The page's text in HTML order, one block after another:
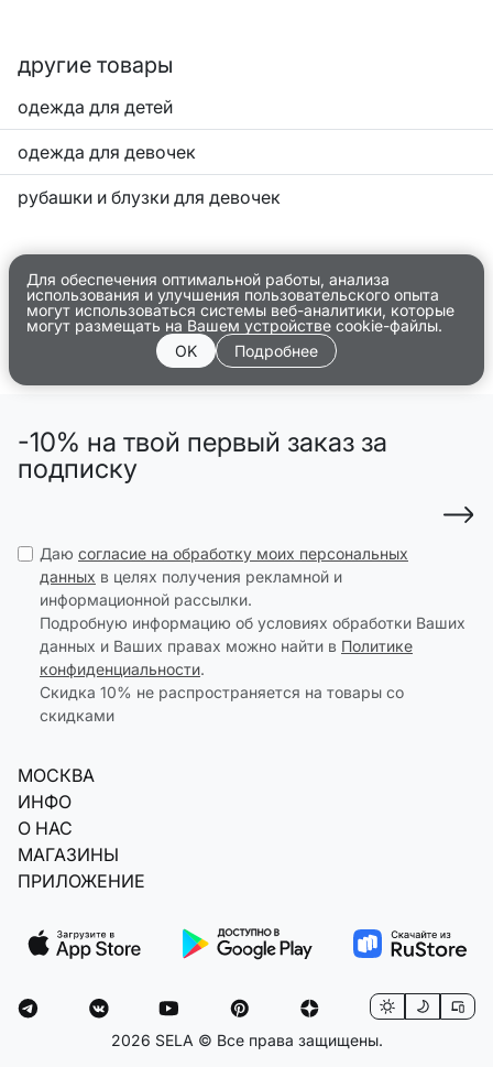
другие товары
одежда для детей
одежда для девочек
рубашки и блузки для девочек
Для обеспечения оптимальной работы, анализа
использования и улучшения пользовательского опыта
могут использоваться системы веб-аналитики, которые
могут размещать на Вашем устройстве cookie-файлы.
OK
Подробнее
-10% на твой первый заказ за
подписку
Даю согласие на обработку моих персональных
данных в целях получения рекламной и
информационной рассылки.
Подробную информацию об условиях обработки Ваших
данных и Ваших правах можно найти в Политике
конфиденциальности.
Скидка 10% не распространяется на товары со
скидками
МОСКВА
ИНФО
О НАС
МАГАЗИНЫ
ПРИЛОЖЕНИЕ
2026 SELA © Все права защищены.